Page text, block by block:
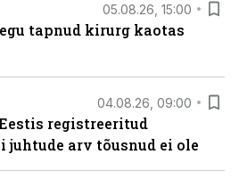
05.08.26, 15:00
tapnud kirurg kaotas
04.08.26, 09:00
registreeritud
juhtude arv tõusnud ei ole